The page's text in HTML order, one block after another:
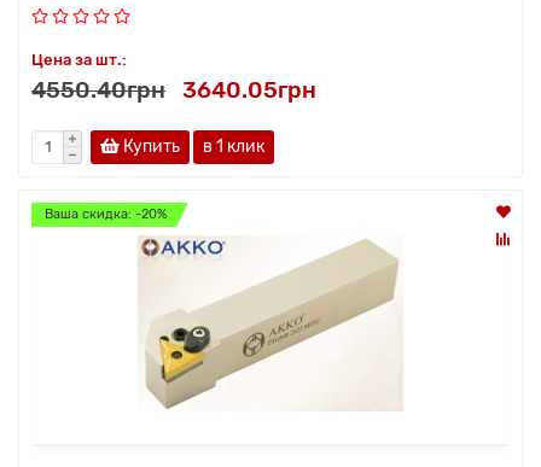
Цена за шт.:
4550.40грн 3640.05грн
Купить в 1 клик
Ваша скидка: -20%